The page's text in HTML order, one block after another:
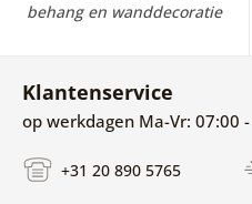
behang en wanddecoratie
Klantenservice
op werkdagen Ma-Vr: 07:00
+31 20 890 5765